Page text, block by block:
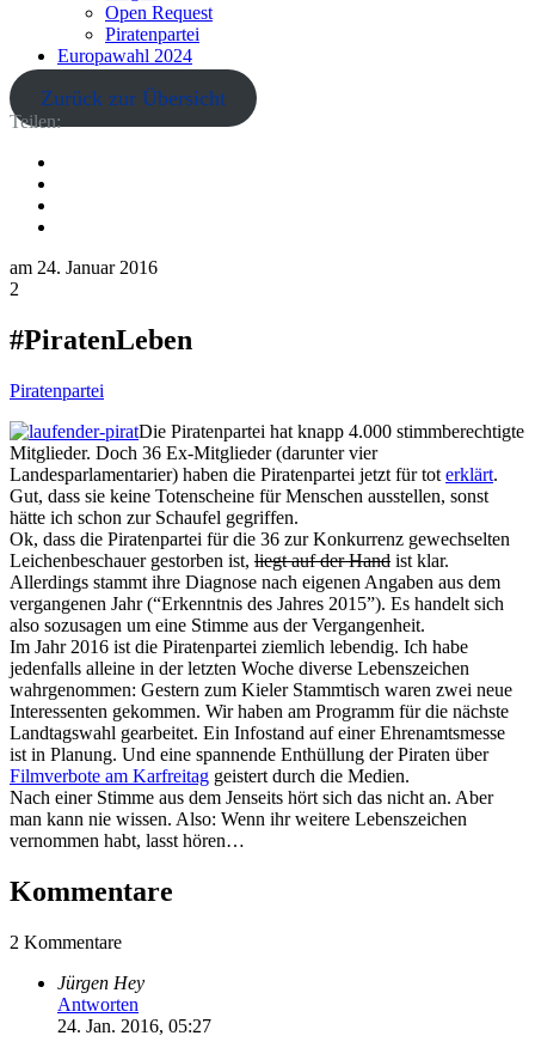
Open Request
Piratenpartei
Europawahl 2024
Zurück zur Übersicht
Teilen:
am 24. Januar 2016
2
#PiratenLeben
Piratenpartei
Die Piratenpartei hat knapp 4.000 stimmberechtigte
Mitglieder. Doch 36 Ex-Mitglieder (darunter vier
Landesparlamentarier) haben die Piratenpartei jetzt für tot erklärt.
Gut, dass sie keine Totenscheine für Menschen ausstellen, sonst
hätte ich schon zur Schaufel gegriffen.
Ok, dass die Piratenpartei für die 36 zur Konkurrenz gewechselten
Leichenbeschauer gestorben ist, liegt auf der Hand ist klar.
Allerdings stammt ihre Diagnose nach eigenen Angaben aus dem
vergangenen Jahr (“Erkenntnis des Jahres 2015”). Es handelt sich
also sozusagen um eine Stimme aus der Vergangenheit.
Im Jahr 2016 ist die Piratenpartei ziemlich lebendig. Ich habe
jedenfalls alleine in der letzten Woche diverse Lebenszeichen
wahrgenommen: Gestern zum Kieler Stammtisch waren zwei neue
Interessenten gekommen. Wir haben am Programm für die nächste
Landtagswahl gearbeitet. Ein Infostand auf einer Ehrenamtsmesse
ist in Planung. Und eine spannende Enthüllung der Piraten über
Filmverbote am Karfreitag geistert durch die Medien.
Nach einer Stimme aus dem Jenseits hört sich das nicht an. Aber
man kann nie wissen. Also: Wenn ihr weitere Lebenszeichen
vernommen habt, lasst hören…
Kommentare
2 Kommentare
Jürgen Hey
Antworten
24. Jan. 2016, 05:27